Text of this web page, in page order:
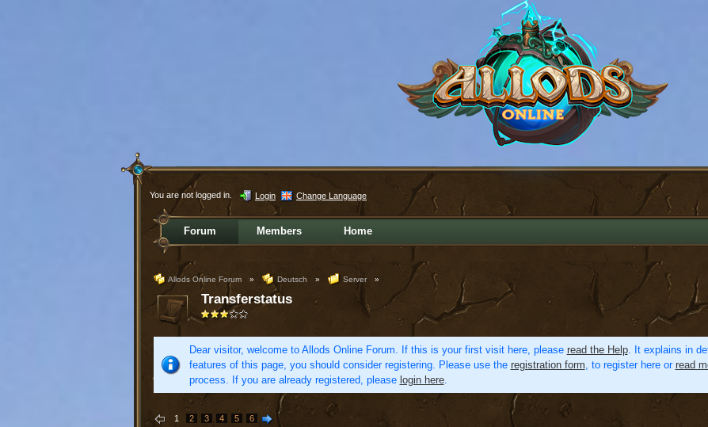
You are not logged in. Login Change Language
Forum Members Home
Allods Online Forum » Deutsch » Server »
Transferstatus
Dear visitor, welcome to Allods Online Forum. If this is your first visit here, please read the Help. It explains in
features of this page, you should consider registering. Please use the registration form, to register here or read
process. If you are already registered, please login here.
1 2 3 4 5 6